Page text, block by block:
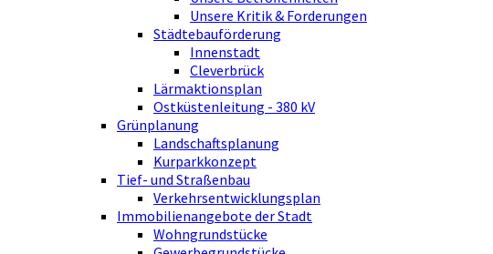
Unsere Kritik & Forderungen
Städtebauförderung
Innenstadt
Cleverbrück
Lärmaktionsplan
Ostküstenleitung - 380 kV
Grünplanung
Landschaftsplanung
Kurparkkonzept
Tief- und Straßenbau
Verkehrsentwicklungsplan
Immobilienangebote der Stadt
Wohngrundstücke